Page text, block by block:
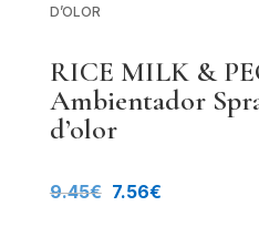
D’OLOR
RICE MILK &
Ambientador
d’olor
9.45€ El
7.56€El